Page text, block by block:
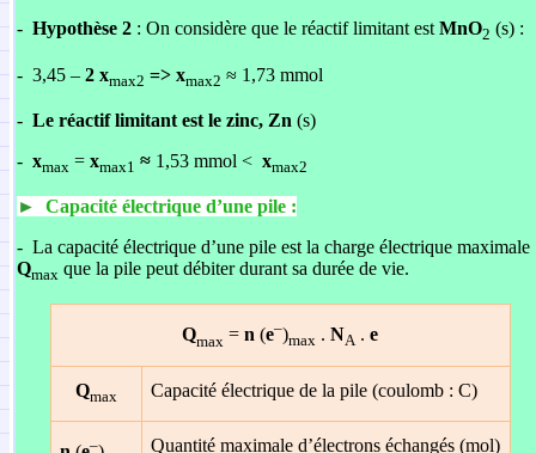
- Hypothèse 2 : On considère que le réactif limitant est MnO2 (s) :
- 3,45 – 2 xmax2 => xmax2 ≈ 1,73 mmol
- Le réactif limitant est le zinc, Zn (s)
- xmax = xmax1 ≈ 1,53 mmol < xmax2
►
Capacité électrique d’une pile :
- La capacité électrique d’une pile est la charge électrique maximale
Qmax que la pile peut débiter durant sa durée de vie.
Qmax = n (e–)max . NA . e
Qmax Capacité électrique de la pile (coulomb : C)
– Quantité maximale d’électrons échangés (mol)